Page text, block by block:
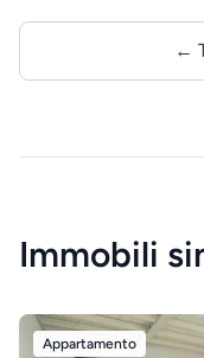
←
Immobili
Appartamento